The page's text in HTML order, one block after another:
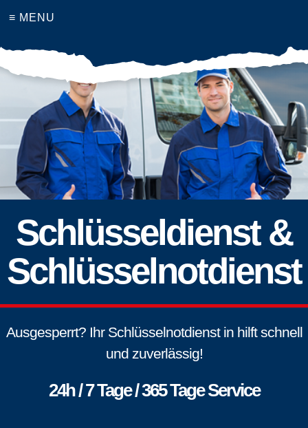
≡ MENU
Schlüsseldienst &
Schlüsselnotdienst
Ausgesperrt? Ihr Schlüsselnotdienst in hilft schnell
und zuverlässig!
24h / 7 Tage / 365 Tage Service